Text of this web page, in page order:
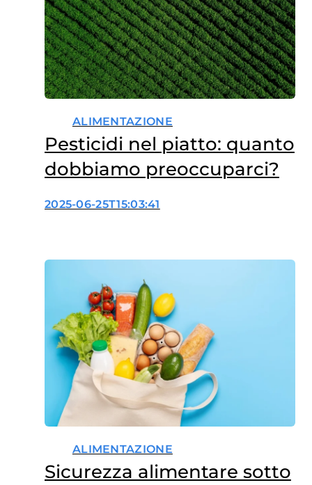
ALIMENTAZIONE
Pesticidi nel piatto: quanto
dobbiamo preoccuparci?
2025-06-25T15:03:41
ALIMENTAZIONE
Sicurezza alimentare sotto